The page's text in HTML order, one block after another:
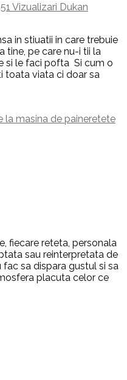
Vizualizari Dukan
in stiuatii in care trebuie
tine, pe care nu-i tii la
si le faci pofta Si cum o
toata viata ci doar sa
la masina de paineretete
fiecare reteta, personala
sau reinterpretata de
sa dispara gustul si sa
placuta celor ce